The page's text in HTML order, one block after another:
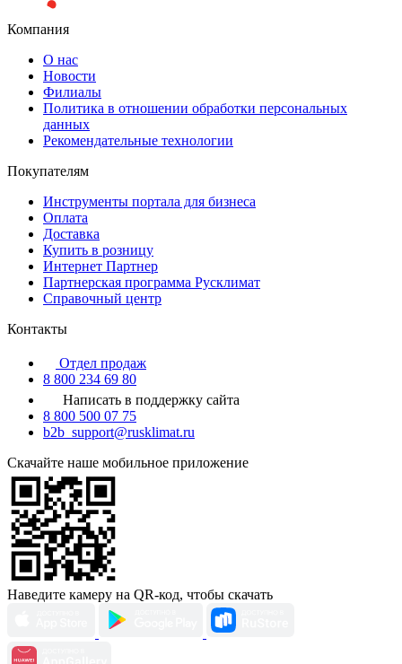
Компания
О нас
Новости
Филиалы
Политика в отношении обработки персональных
данных
Рекомендательные технологии
Покупателям
Инструменты портала для бизнеса
Оплата
Доставка
Купить в розницу
Интернет Партнер
Партнерская программа Русклимат
Справочный центр
Контакты
Отдел продаж
8 800 234 69 80
Написать в поддержку сайта
8 800 500 07 75
b2b_support@rusklimat.ru
Скачайте наше мобильное приложение
Наведите камеру на QR-код, чтобы скачать